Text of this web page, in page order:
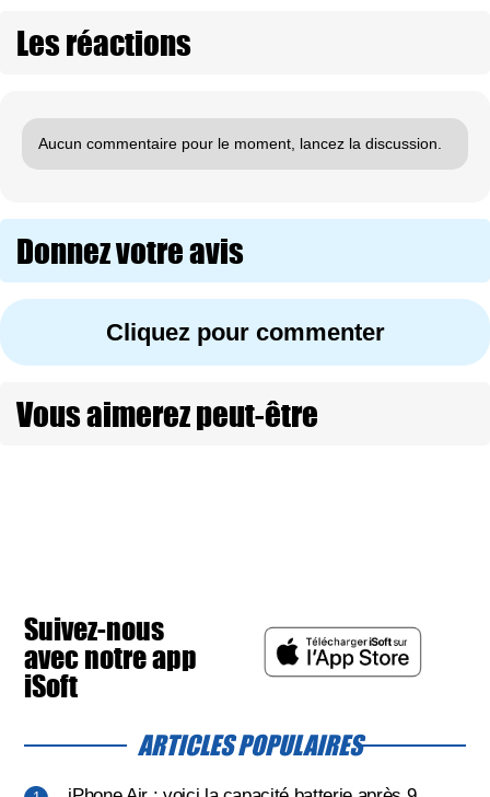
Les réactions
Aucun commentaire pour le moment, lancez la discussion.
Donnez votre avis
Cliquez pour commenter
Vous aimerez peut-être
Suivez-nous
avec notre app
iSoft
ARTICLES POPULAIRES